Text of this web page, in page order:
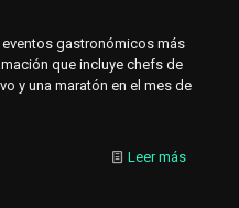
gastronómicos más
que incluye chefs de
y una maratón en el mes de
Leer más